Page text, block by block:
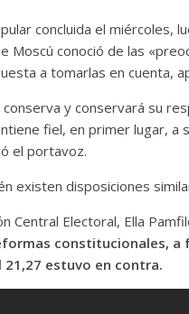
concluida el miércoles,
Moscú conoció de las
a tomarlas en cuenta,
conserva y conservará su
fiel, en primer lugar, a
el portavoz.
existen disposiciones
Central Electoral, Ella
constitucionales, a
21,27 estuvo en contra.